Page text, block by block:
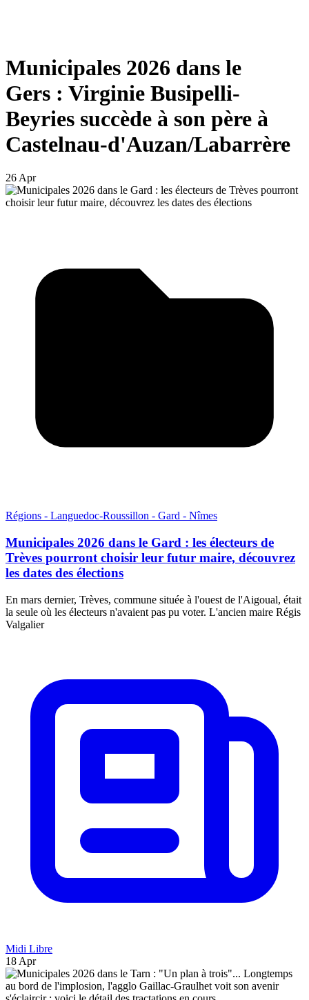
Municipales 2026 dans le
Gers : Virginie Busipelli-
Beyries succède à son père à
Castelnau-d'Auzan/Labarrère
26 Apr
Régions - Languedoc-Roussillon - Gard - Nîmes
Municipales 2026 dans le Gard : les électeurs de
Trèves pourront choisir leur futur maire, découvrez
les dates des élections
En mars dernier, Trèves, commune située à l'ouest de l'Aigoual, était
la seule où les électeurs n'avaient pas pu voter. L'ancien maire Régis
Valgalier
Midi Libre
18 Apr